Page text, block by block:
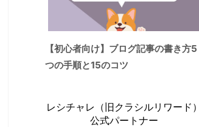
【初心者向け】ブログ記事の書き方5
つの手順と15のコツ
レシチャレ（旧クラシルリワード）
公式パートナー